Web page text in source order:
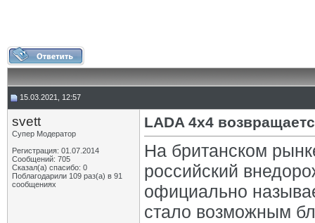
15.03.2021, 12:57
svett
Супер Модератор
Регистрация: 01.07.2014
Сообщений: 705
Сказал(а) спасибо: 0
Поблагодарили 109 раз(а) в 91
сообщениях
LADA 4x4
На британском
российский
официально
стало возможным